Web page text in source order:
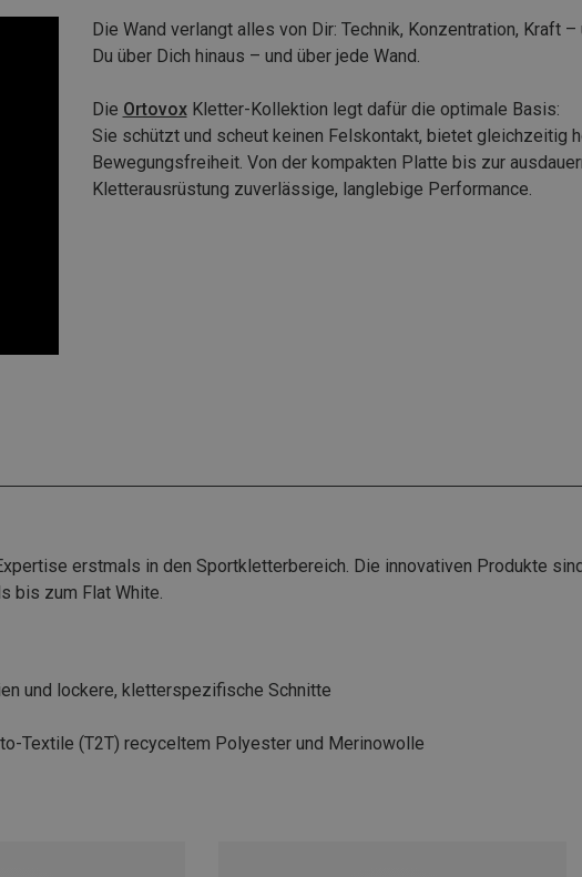
Die Wand verlangt alles von Dir: Technik, Konzentration, Kraft
Du über Dich hinaus – und über jede Wand.
Die OrtovoxKletter-Kollektion legt dafür die optimale Basis:
Sie schützt und scheut keinen Felskontakt, bietet gleichzeitig
Bewegungsfreiheit. Von der kompakten Platte bis zur
Kletterausrüstung zuverlässige, langlebige Performance.
erstmals in den Sportkletterbereich. Die innovativen Produkte
bis zum Flat White.
und lockere, kletterspezifische Schnitte
Textile (T2T) recyceltem Polyester und Merinowolle